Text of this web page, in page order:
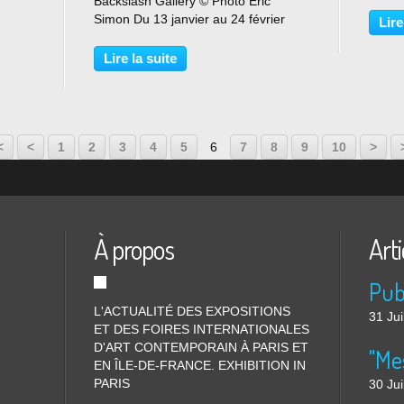
le
Simon Du 13 janvier au 24 février
2023, l’artiste coréenne Stella Sujin
propose un ensemble d’aquarelles
Lire la suite
< 1 2 3 4 5 6 7 8 9 10 >
À propos
L'ACTUALITÉ DES EXPOSITIONS
ET DES FOIRES INTERNATIONALES
D'ART CONTEMPORAIN À PARIS ET
EN ÎLE-DE-FRANCE. EXHIBITION IN
PARIS
31
30